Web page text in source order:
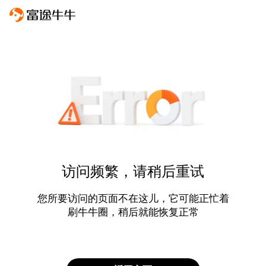
访问频繁，请稍后重试
您所要访问的页面不在这儿，它可能正忙着
刷牛牛圈，稍后就能恢复正常